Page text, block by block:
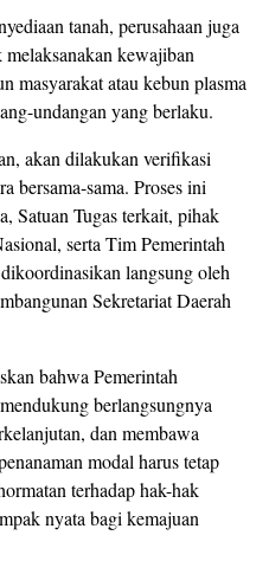
tanah, perusahaan juga
kewajiban
masyarakat atau kebun plasma
undangan yang berlaku.
akan dilakukan verifikasi
bersama-sama. Proses ini
Satuan Tugas terkait, pihak
serta Tim Pemerintah
langsung oleh
Sekretariat Daerah
bahwa Pemerintah
berlangsungnya
dan membawa
modal harus tetap
terhadap hak-hak
nyata bagi kemajuan